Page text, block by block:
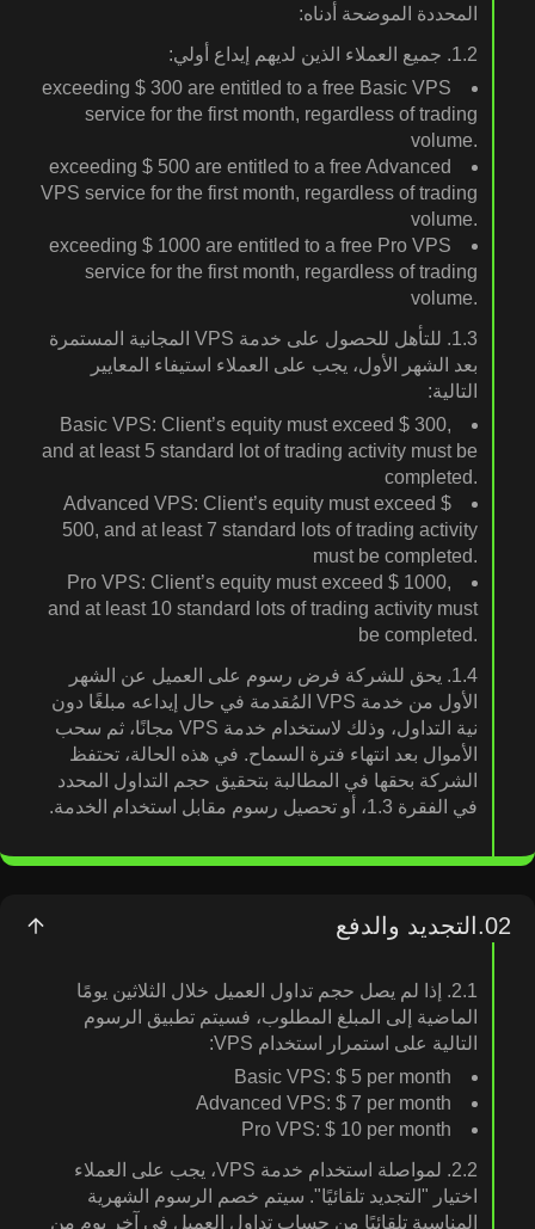
المحددة الموضحة أدناه:
1.2. جميع العملاء الذين لديهم إيداع أولي:
exceeding ⁦‪‬‪‪‪$ 300⁩‪‪ are entitled to a free Basic VPS
service for the first month, regardless of trading
volume.
exceeding ⁦‪‬‪‪‪$ 500⁩‪‪ are entitled to a free Advanced
VPS service for the first month, regardless of trading
volume.
exceeding ⁦‪‬‪‪‪$ 1000⁩‪‪ are entitled to a free Pro VPS
service for the first month, regardless of trading
volume.
1.3. للتأهل للحصول على خدمة VPS المجانية المستمرة
بعد الشهر الأول، يجب على العملاء استيفاء المعايير
التالية:
Basic VPS: Client’s equity must exceed ⁦‪‬‪‪‪$ 300⁩‪‪,
and at least 5 standard lot of trading activity must be
completed.
Advanced VPS: Client’s equity must exceed ⁦‪‬‪‪‪$
500⁩‪‪, and at least 7 standard lots of trading activity
must be completed.
Pro VPS: Client’s equity must exceed ⁦‪‬‪‪‪$ 1000⁩‪‪,
and at least 10 standard lots of trading activity must
be completed.
1.4. يحق للشركة فرض رسوم على العميل عن الشهر
الأول من خدمة VPS المُقدمة في حال إيداعه مبلغًا دون
نية التداول، وذلك لاستخدام خدمة VPS مجانًا، ثم سحب
الأموال بعد انتهاء فترة السماح. في هذه الحالة، تحتفظ
الشركة بحقها في المطالبة بتحقيق حجم التداول المحدد
في الفقرة 1.3، أو تحصيل رسوم مقابل استخدام الخدمة.
02. التجديد والدفع
2.1. إذا لم يصل حجم تداول العميل خلال الثلاثين يومًا
الماضية إلى المبلغ المطلوب، فسيتم تطبيق الرسوم
التالية على استمرار استخدام VPS:
Basic VPS: ⁦‪‬‪‪‪$ 5⁩‪‪ per month
Advanced VPS: ⁦‪‬‪‪‪$ 7⁩‪‪ per month
Pro VPS: ⁦‪‬‪‪‪$ 10⁩‪‪ per month
2.2. لمواصلة استخدام خدمة VPS، يجب على العملاء
اختيار "التجديد تلقائيًا". سيتم خصم الرسوم الشهرية
المناسبة تلقائيًا من حساب تداول العميل في آخر يوم من